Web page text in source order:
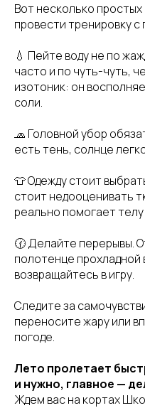
Вот несколько
провести тренировку с
💧 Пейте воду не по
часто и по чуть-чуть,
изотоник: он
соли.
🧢 Головной убор
есть тень, солнце
👕 Одежду стоит
стоит недооценивать
реально помогает
🕜 Делайте перерывы.
полотенце прохладной
возвращайтесь в игру.
Следите за
переносите жару или
погоде.
Лето пролетает
и нужно, главное —
Ждем вас на кортах